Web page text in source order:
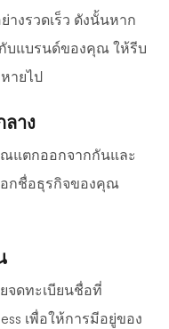
างรวดเร็ว ดังนั้นหาก
บแบรนด์ของคุณ ให้รีบ
ายไป
าง
แตกออกจากกันและ
กชื่อธุรกิจของคุณ
จดทะเบียนชื่อที่
เพื่อให้การมีอยู่ของ